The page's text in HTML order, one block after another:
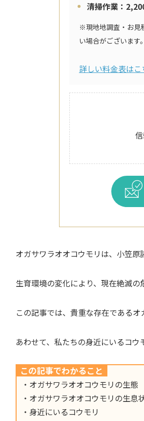
清掃作業：
※現地地調査・お見
い場合がございます。
詳しい料金表はこ
オガサワラオオコウモリは、小笠原
生育環境の変化により、現在絶滅の
この記事では、貴重な存在である
あわせて、私たちの身近にいるコウ
この記事でわかること
・オガサワラオオコウモリの生態
・オガサワラオオコウモリの生息
・身近にいるコウモリ